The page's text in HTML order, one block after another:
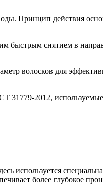
Принцип действия
быстрым снятием в
волосков для
31779-2012,
используется
более глубокое